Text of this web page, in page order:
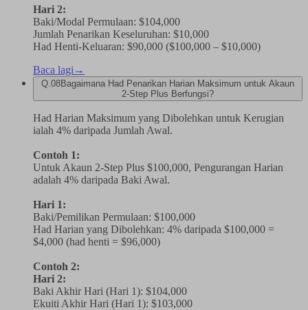
Hari 2:
Baki/Modal Permulaan: $104,000
Jumlah Penarikan Keseluruhan: $10,000
Had Henti-Keluaran: $90,000 ($100,000 – $10,000)
Baca lagi →
Q. 08Bagaimana Had Penarikan Harian Maksimum untuk Akaun
2-Step Plus Berfungsi?
Had Harian Maksimum yang Dibolehkan untuk Kerugian
ialah 4% daripada Jumlah Awal.
Contoh 1:
Untuk Akaun 2-Step Plus $100,000, Pengurangan Harian
adalah 4% daripada Baki Awal.
Hari 1:
Baki/Pemilikan Permulaan: $100,000
Had Harian yang Dibolehkan: 4% daripada $100,000 =
$4,000 (had henti = $96,000)
Contoh 2:
Hari 2:
Baki Akhir Hari (Hari 1): $104,000
Ekuiti Akhir Hari (Hari 1): $103,000